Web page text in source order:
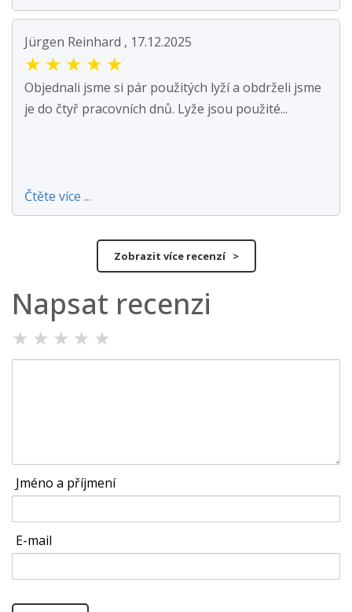
Jürgen Reinhard , 17.12.2025
★ ★ ★ ★ ★
Objednali jsme si pár použitých lyží a obdrželi jsme
je do čtyř pracovních dnů. Lyže jsou použité...
Čtěte více ...
Zobrazit více recenzí >
Napsat recenzi
★ ★ ★ ★ ★
Jméno a příjmení
E-mail